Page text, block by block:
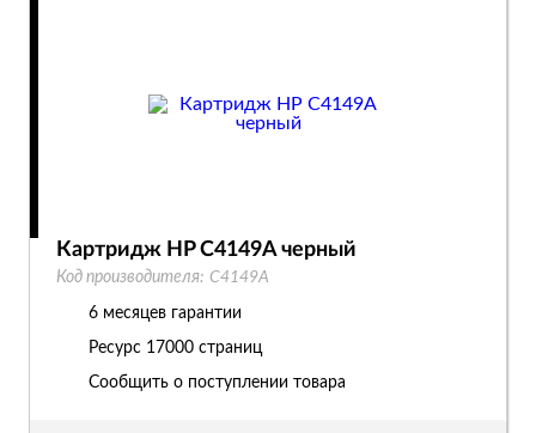
Картридж HP C4149A черный
Код производителя: C4149A
6 месяцев гарантии
Ресурс 17000 страниц
Сообщить о поступлении товара